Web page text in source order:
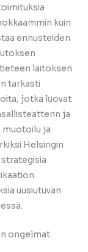
kuin
ennusteiden
laitoksen
tarkasti
jotka luovat
ja
ja
Helsingin
uusiutuvan
ongelmat